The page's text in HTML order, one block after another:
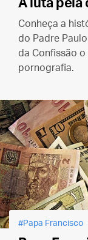
A luta pela
Conheça a
do Padre
da Confissão
pornografia.
Papa Francisco